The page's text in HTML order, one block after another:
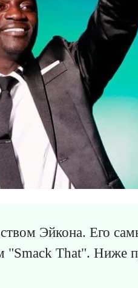
Эйкона. Его
"Smack That". Ниже